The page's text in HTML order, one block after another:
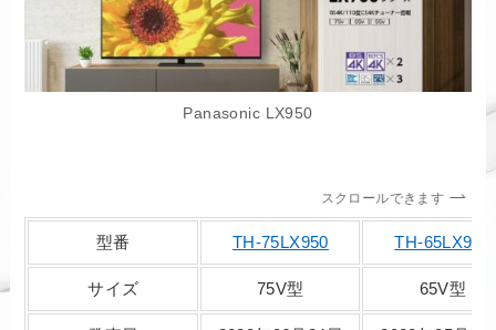
Panasonic LX950
スクロールできます
型番 TH-75LX950 TH-65LX950
サイズ 75V型 65V型